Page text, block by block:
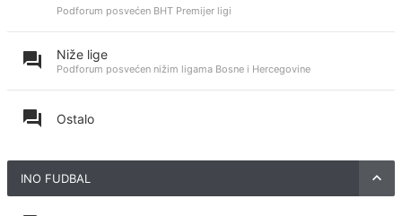
Podforum posvećen BHT Premijer ligi
Niže lige
Podforum posvećen nižim ligama Bosne i Hercegovine
Ostalo
INO FUDBAL